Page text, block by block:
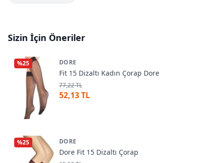
Sizin İçin Öneriler
%25 DORE
Fit 15 Dizaltı Kadın Çorap Dore
77,22 TL
52,13 TL
%25 DORE
Dore Fit 15 Dizaltı Çorap